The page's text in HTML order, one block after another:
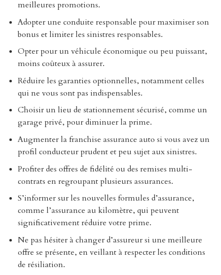
meilleures promotions.
Adopter une conduite responsable pour maximiser son
bonus et limiter les sinistres responsables.
Opter pour un véhicule économique ou peu puissant,
moins coûteux à assurer.
Réduire les garanties optionnelles, notamment celles
qui ne vous sont pas indispensables.
Choisir un lieu de stationnement sécurisé, comme un
garage privé, pour diminuer la prime.
Augmenter la franchise assurance auto si vous avez un
profil conducteur prudent et peu sujet aux sinistres.
Profiter des offres de fidélité ou des remises multi-
contrats en regroupant plusieurs assurances.
S’informer sur les nouvelles formules d’assurance,
comme l’assurance au kilomètre, qui peuvent
significativement réduire votre prime.
Ne pas hésiter à changer d’assureur si une meilleure
offre se présente, en veillant à respecter les conditions
de résiliation.